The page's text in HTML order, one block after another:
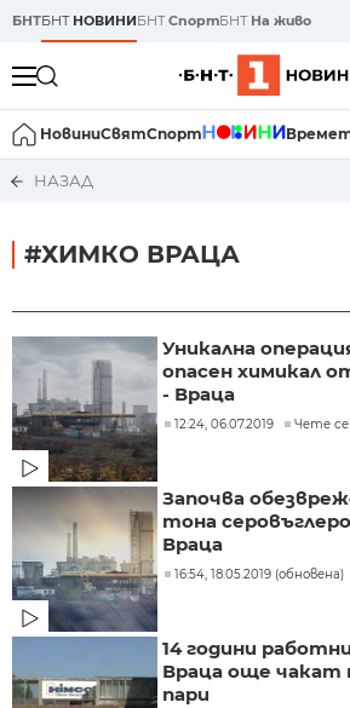
БНТБНТ НОВИНИБНТСпортБНТ На живо
НовиниСвятСпорт
НАЗАД
#ХИМКО ВРАЦА
Уникална
опасен химикал
- Враца
12:24, 06.07.2019 Чете се
Започва
тона
Враца
16:54, 18.05.2019 (обновена)
14 години
Враца още чакат
пари